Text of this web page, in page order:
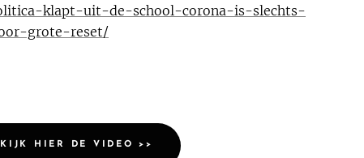
klapt-uit-de-school-corona-is-slechts-
grote-reset/
HIER DE VIDEO >>